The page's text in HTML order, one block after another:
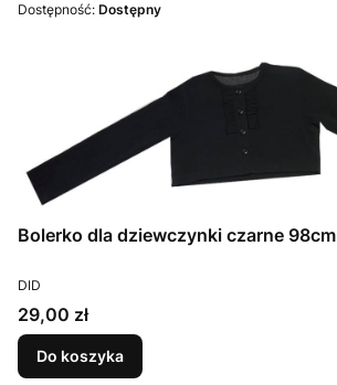
Dostępność: Dostępny
Bolerko dla dziewczynki czarne 98cm
PRODUCENT
DID
Cena
29,00 zł
Do koszyka